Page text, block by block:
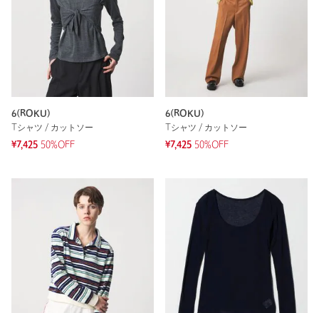
6(ROKU)
Tシャツ / カットソー
¥7,425 50%OFF
6(ROKU)
Tシャツ / カットソー
¥7,425 50%OFF